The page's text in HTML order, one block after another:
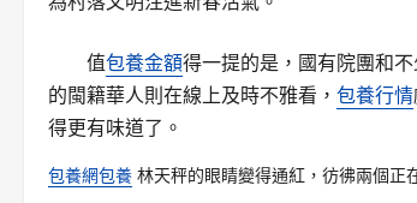
值包養金額得一提的是，國有院團和
的閩籍華人則在線上及時不雅看， 包養行情
得更有味道了。
包養網包養 林天秤的眼睛變得通紅，彷彿兩個正